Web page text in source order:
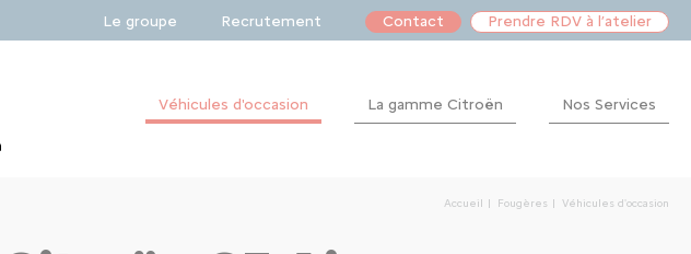
Le groupe Recrutement Contact Prendre RDV à l’atelier
Véhicules d'occasion La gamme Citroën Nos Services
Après-
Accueil Fougères Véhicules d'occasion